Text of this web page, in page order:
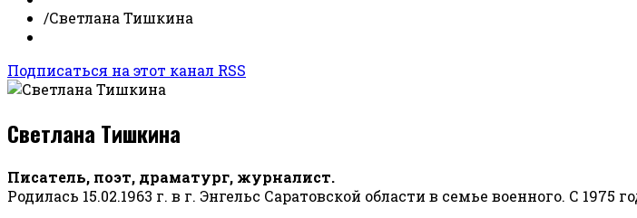
/Светлана Тишкина
Подписаться на этот канал RSS
Светлана Тишкина
Писатель, поэт, драматург, журналист.
Родилась 15.02.1963 г. в г. Энгельс Саратовской области в семье военного. С 1975